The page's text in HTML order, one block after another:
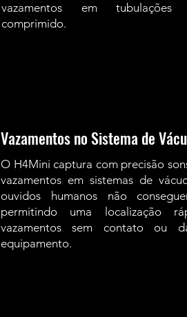
vazamentos em
comprimido.
Vazamentos no Sistema de
O H4Mini captura com precisão
vazamentos em sistemas de
ouvidos humanos não
permitindo uma localização
vazamentos sem contato ou
equipamento.